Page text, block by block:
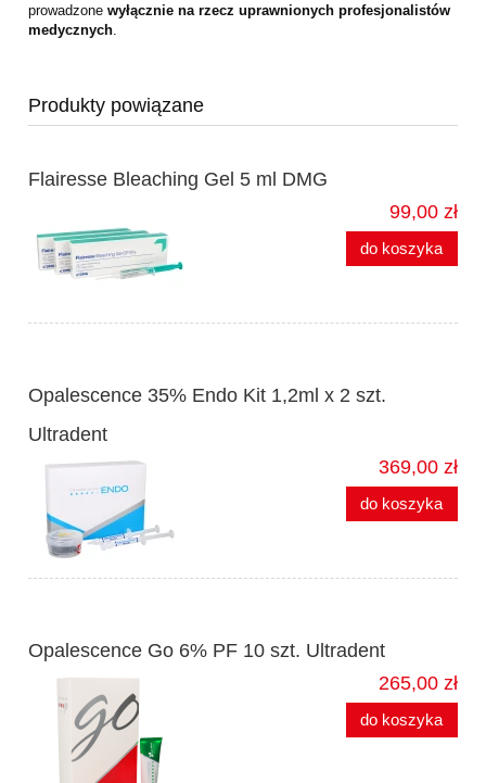
prowadzone wyłącznie na rzecz uprawnionych profesjonalistów
medycznych
Produkty powiązane
Flairesse Bleaching Gel 5 ml DMG
99,00 zł
do koszyka
Opalescence 35% Endo Kit 1,2ml x 2 szt.
Ultradent
369,00 zł
do koszyka
Opalescence Go 6% PF 10 szt. Ultradent
265,00 zł
do koszyka